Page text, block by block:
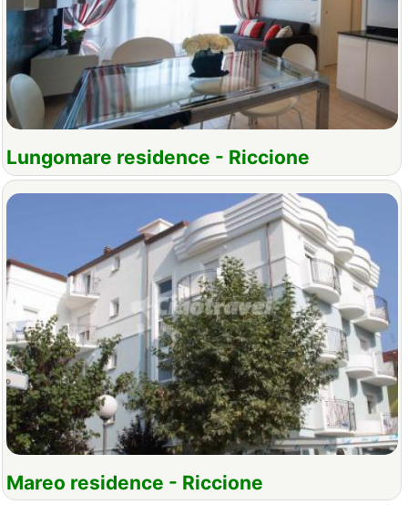
Lungomare residence - Riccione
Mareo residence - Riccione